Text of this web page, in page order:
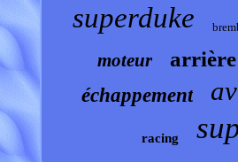
superduke
moteur arrière
échappement
racing